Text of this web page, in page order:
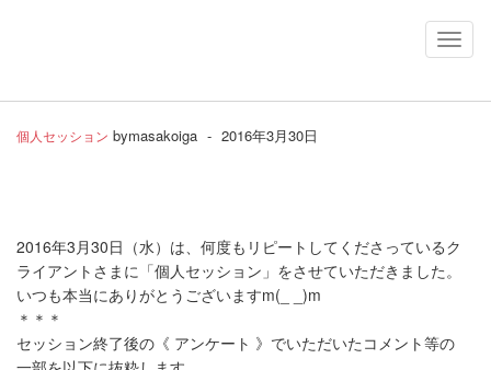
個人セッション bymasakoiga - 2016年3月30日
2016年3月30日（水）は、何度もリピートしてくださっているク
ライアントさまに「個人セッション」をさせていただきました。
いつも本当にありがとうございますm(_ _)m
＊＊＊
セッション終了後の《 アンケート 》でいただいたコメント等の